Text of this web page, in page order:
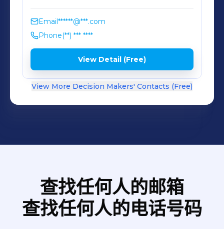
Email******@***.com
Phone(**) *** ****
View Detail (Free)
View More Decision Makers' Contacts (Free)
查找任何人的邮箱
查找任何人的电话号码